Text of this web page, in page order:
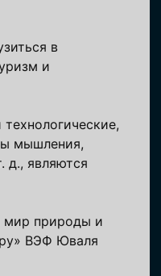
в
и
мышления,
д., являются
мир природы и
ВЭФ Юваля